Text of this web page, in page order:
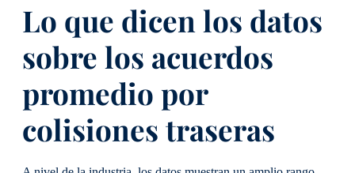
Lo que dicen los datos
sobre los acuerdos
promedio por
colisiones traseras